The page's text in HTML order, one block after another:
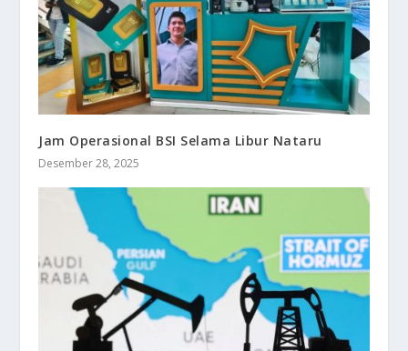
Jam Operasional BSI Selama Libur Nataru
Desember 28, 2025